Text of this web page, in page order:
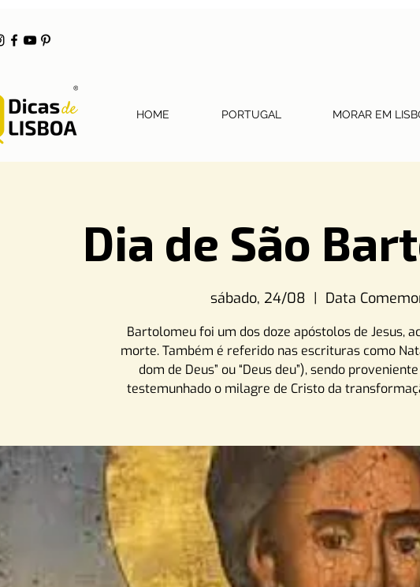
HOME PORTUGAL MORAR EM
Dia de São
sábado, 24/08
  |
Data
Bartolomeu foi um dos doze apóstolos de Jesus,
morte. Também é referido nas escrituras como
dom de Deus” ou “Deus deu”), sendo
testemunhado o milagre de Cristo da